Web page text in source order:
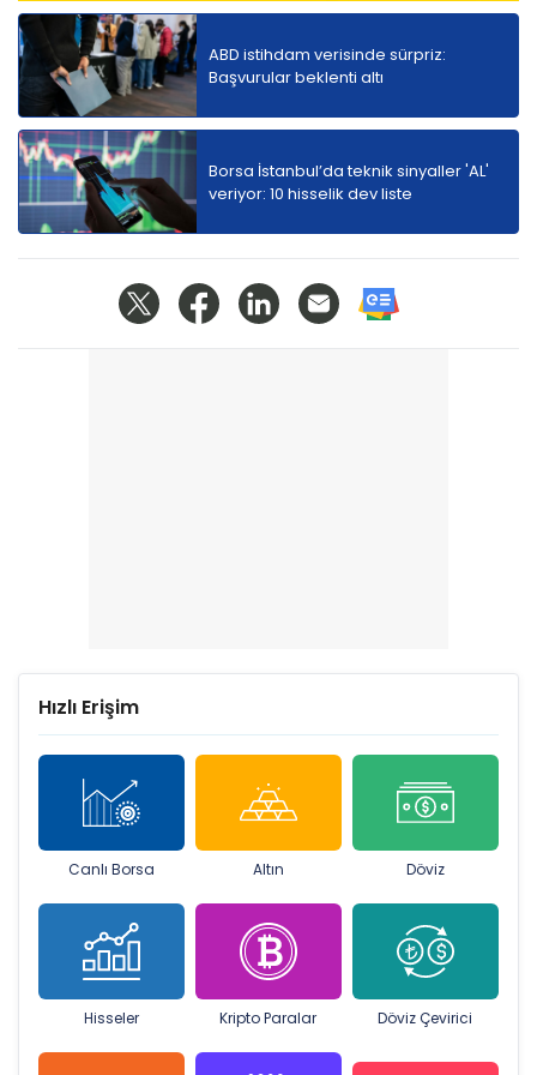
ABD istihdam verisinde sürpriz:
Başvurular beklenti altı
Borsa İstanbul’da teknik sinyaller 'AL'
veriyor: 10 hisselik dev liste
Hızlı Erişim
Canlı Borsa Altın Döviz
Hisseler Kripto Paralar Döviz Çevirici